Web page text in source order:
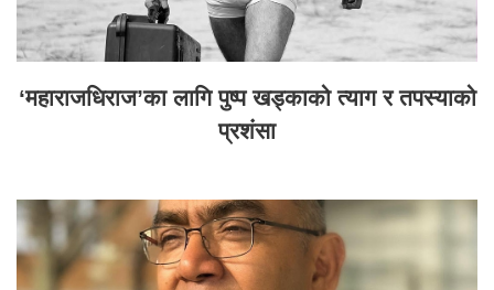
‘महाराजधिराज’का लागि पुष्प खड्काको त्याग र तपस्याको
प्रशंसा